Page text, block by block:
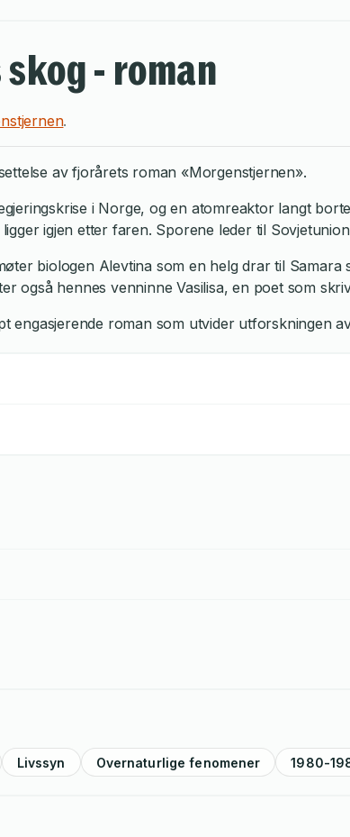
- roman
.
av fjorårets roman «Morgenstjernen».
i Norge, og en atomreaktor langt
igjen etter faren. Sporene leder til
biologen Alevtina som en helg drar til
hennes venninne Vasilisa, en poet som
engasjerende roman som utvider
Livssyn Overnaturlige fenomener 1980-